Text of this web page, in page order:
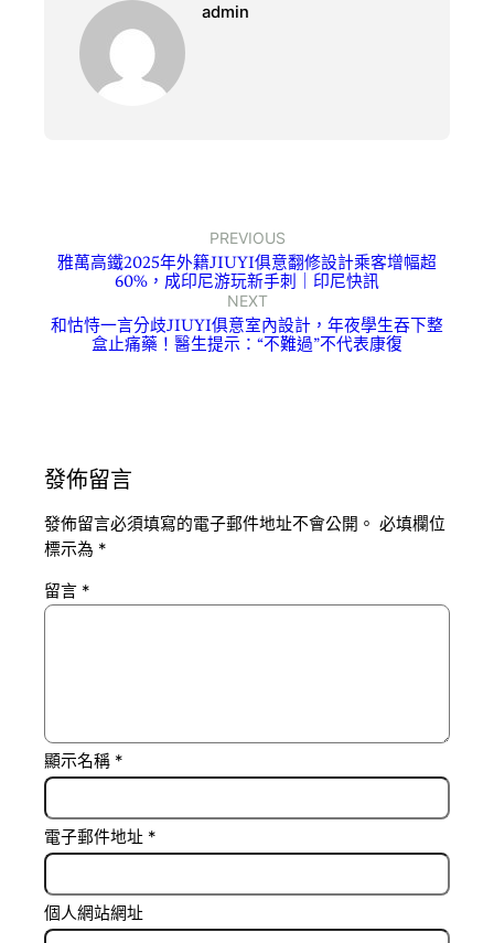
admin
PREVIOUS
雅萬高鐵2025年外籍JIUYI俱意翻修設計乘客增幅超
60%，成印尼游玩新手刺｜印尼快訊
NEXT
和怙恃一言分歧JIUYI俱意室內設計，年夜學生吞下整
盒止痛藥！醫生提示：“不難過”不代表康復
發佈留言
發佈留言必須填寫的電子郵件地址不會公開。 必填欄位
標示為 *
留言 *
顯示名稱 *
電子郵件地址 *
個人網站網址